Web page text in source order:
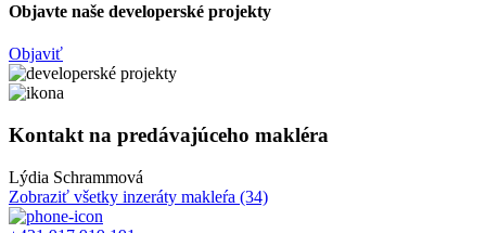
Objavte naše developerské projekty
Objaviť
Kontakt na predávajúceho makléra
Lýdia Schrammová
Zobraziť všetky inzeráty makleŕa (34)